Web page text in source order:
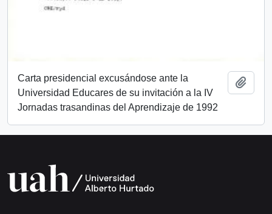
Carta presidencial excusándose ante la
Universidad Educares de su invitación a la IV
Jornadas trasandinas del Aprendizaje de 1992